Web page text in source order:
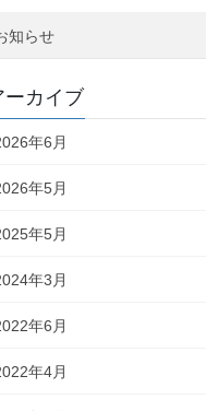
知らせ
ーカイブ
年6月
年5月
年5月
年3月
年6月
年4月